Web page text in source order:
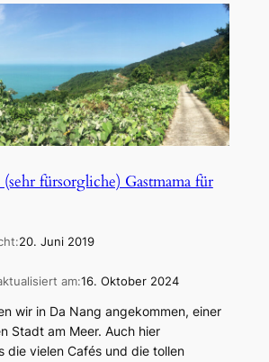
fürsorgliche) Gastmama für
20. Juni 2019
am:16. Oktober 2024
wir in Da Nang angekommen, einer
Stadt am Meer. Auch hier
die vielen Cafés und die tollen